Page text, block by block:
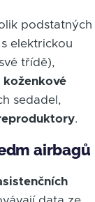
podstatných
s elektrickou
třídě),
koženkové
sedadel,
.
airbagů